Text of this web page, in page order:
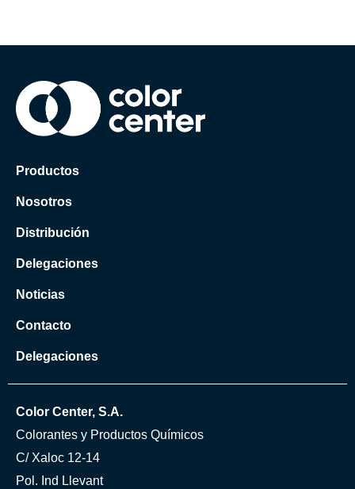
Productos
Nosotros
Distribución
Delegaciones
Noticias
Contacto
Delegaciones
Color Center, S.A.
Colorantes y Productos Químicos
C/ Xaloc 12-14
Pol. Ind Llevant